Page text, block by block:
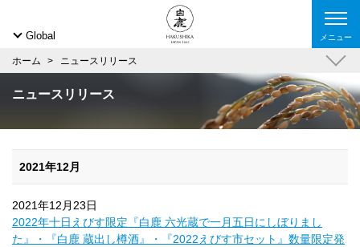
メニュー
Global
ホーム ニュースリリース
ニュースリリース
2021年12月
2021年12月23日
2022年十日えびす限定『白鹿 六光蔵で一月五日にしぼりまし
た』・『白鹿 蔵出し樽酒』・『2022えびす市セット』数量限定発